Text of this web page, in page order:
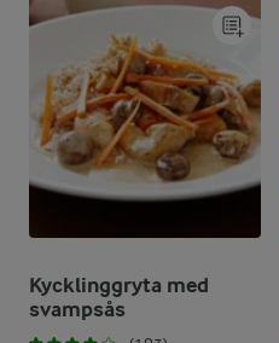
Kycklinggryta med
svampsås